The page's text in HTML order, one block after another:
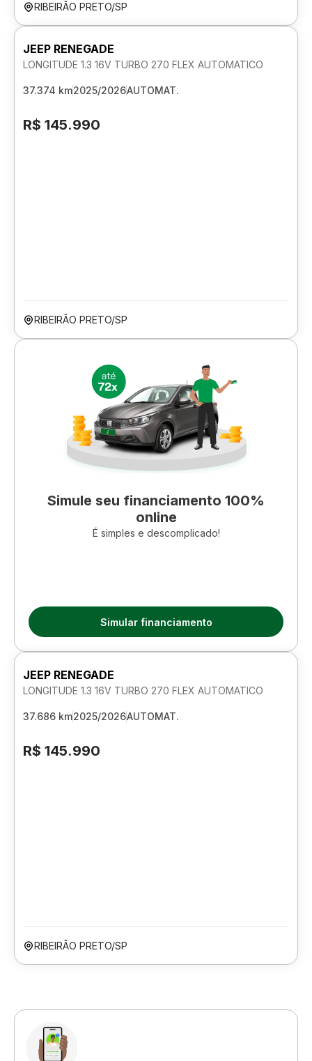
RIBEIRÃO PRETO/SP
JEEP RENEGADE
LONGITUDE 1.3 16V TURBO 270 FLEX AUTOMATICO
37.374 km2025/2026AUTOMAT.
R$ 145.990
RIBEIRÃO PRETO/SP
Simule seu financiamento 100%
online
É simples e descomplicado!
Simular financiamento
JEEP RENEGADE
LONGITUDE 1.3 16V TURBO 270 FLEX AUTOMATICO
37.686 km2025/2026AUTOMAT.
R$ 145.990
RIBEIRÃO PRETO/SP